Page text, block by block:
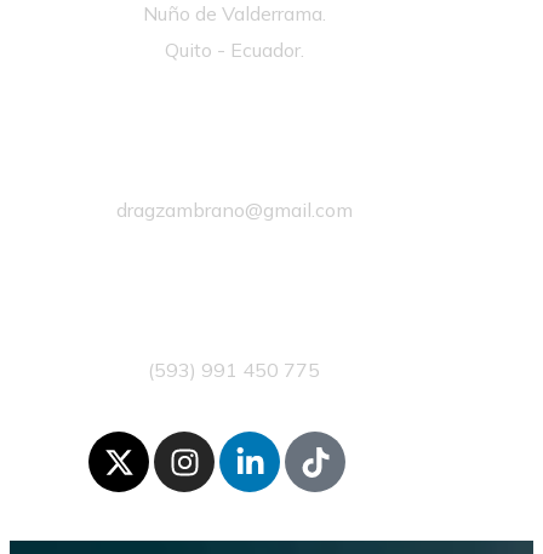
Nuño de Valderrama.
Quito - Ecuador.
dragzambrano@gmail.com
(593) 991 450 775